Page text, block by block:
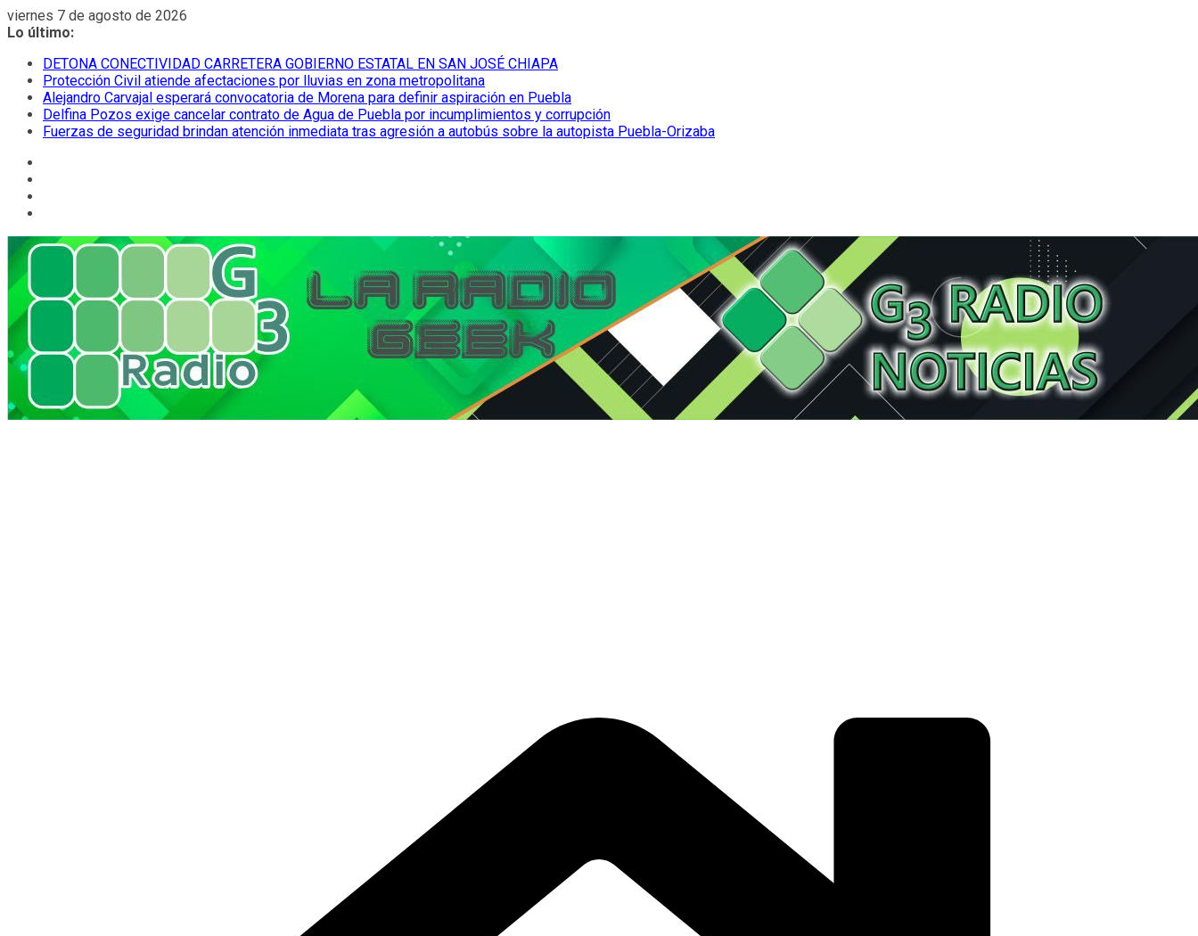
Saltar
al
viernes 7 de agosto de 2026
Lo último:
DETONA CONECTIVIDAD CARRETERA GOBIERNO ESTATAL EN SAN JOSÉ CHIAPA
Protección Civil atiende afectaciones por lluvias en zona metropolitana
Alejandro Carvajal esperará convocatoria de Morena para definir aspiración en Puebla
Delfina Pozos exige cancelar contrato de Agua de Puebla por incumplimientos y corrupción
Fuerzas de seguridad brindan atención inmediata tras agresión a autobús sobre la autopista Puebla-Orizaba